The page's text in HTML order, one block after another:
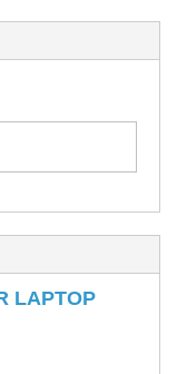
LAPTOP